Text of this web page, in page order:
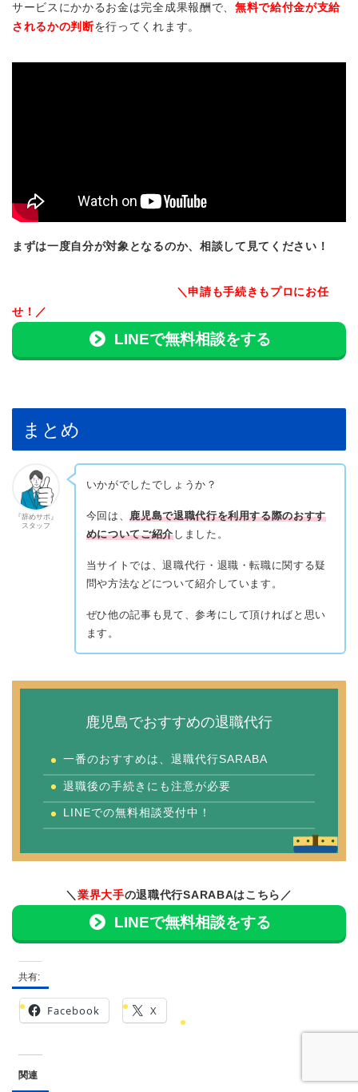
サービスにかかるお金は完全成果報酬で、 無料で給付金が支給
されるかの判断を行ってくれます。
まずは一度自分が対象となるのか、相談して見てください！
＼申請も手続きもプロにお任
せ！／
LINEで無料相談をする
まとめ
『辞めサポ』
スタッフ
いかがでしたでしょうか？
今回は、鹿児島で退職代行を利用する際のおすす
めについてご紹介しました。
当サイトでは、退職代行・退職・転職に関する疑
問や方法などについて紹介しています。
ぜひ他の記事も見て、参考にして頂ければと思い
ます。
鹿児島でおすすめの退職代行
一番のおすすめは、退職代行SARABA
退職後の手続きにも注意が必要
LINEでの無料相談受付中！
＼業界大手の退職代行SARABAはこちら／
LINEで無料相談をする
共有:
Facebook X
関連